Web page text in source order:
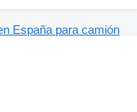
España para camión